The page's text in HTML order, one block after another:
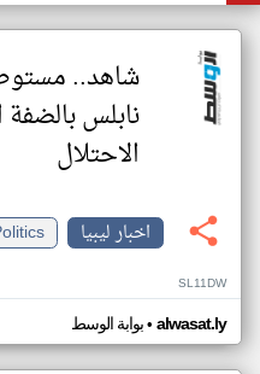
شاهد..
نابلس
الاحتلال
اخبار ليبيا
SL11DW
بوابة الوسط• alwasat.ly